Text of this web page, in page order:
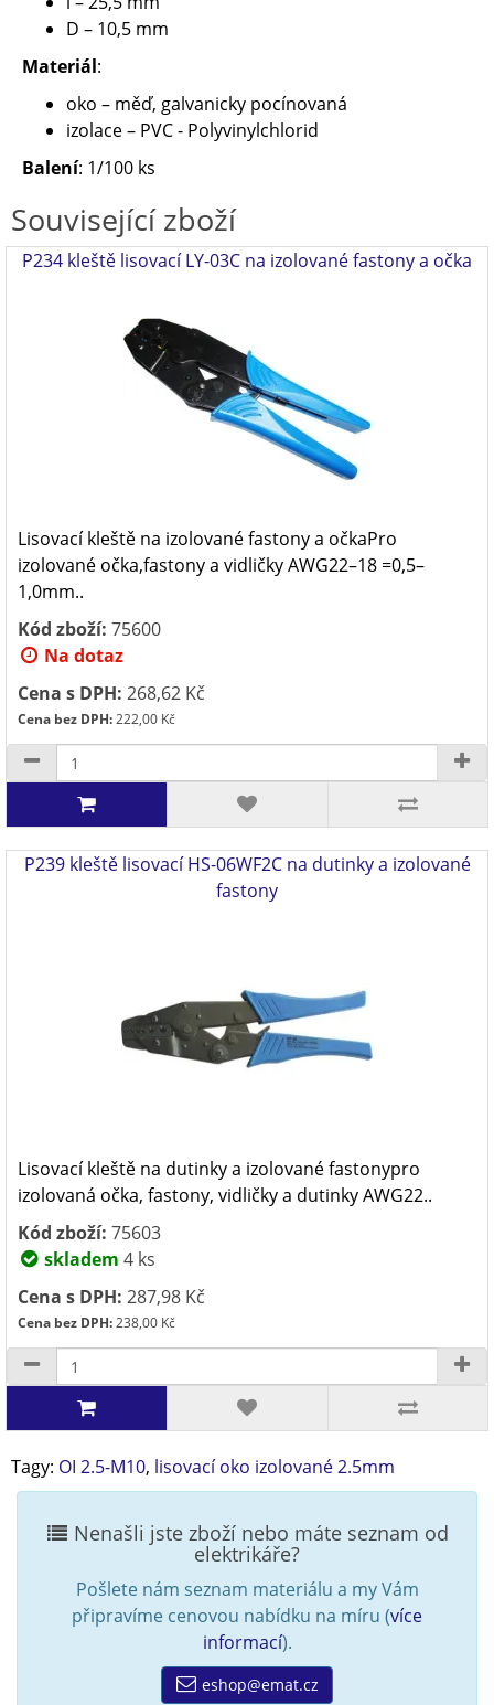
D – 10,5 mm
Materiál:
oko – měď, galvanicky pocínovaná
izolace – PVC - Polyvinylchlorid
Balení: 1/100 ks
Související zboží
P234 kleště lisovací LY-03C na izolované fastony a očka
Lisovací kleště na izolované fastony a očkaPro
izolované očka,fastony a vidličky AWG22–18 =0,5–
1,0mm..
Kód zboží: 75600
Na dotaz
Cena s DPH: 268,62 Kč
Cena bez DPH:222,00 Kč
P239 kleště lisovací HS-06WF2C na dutinky a izolované
fastony
Lisovací kleště na dutinky a izolované fastonypro
izolovaná očka, fastony, vi­dličky a dutinky AWG22..
Kód zboží: 75603
skladem 4 ks
Cena s DPH: 287,98 Kč
Cena bez DPH:238,00 Kč
Tagy: OI 2.5-M10, lisovací oko izolované 2.5mm
Nenašli jste zboží nebo máte seznam od
elektrikáře?
Pošlete nám seznam materiálu a my Vám
připravíme cenovou nabídku na míru (více
informací).
eshop@emat.cz